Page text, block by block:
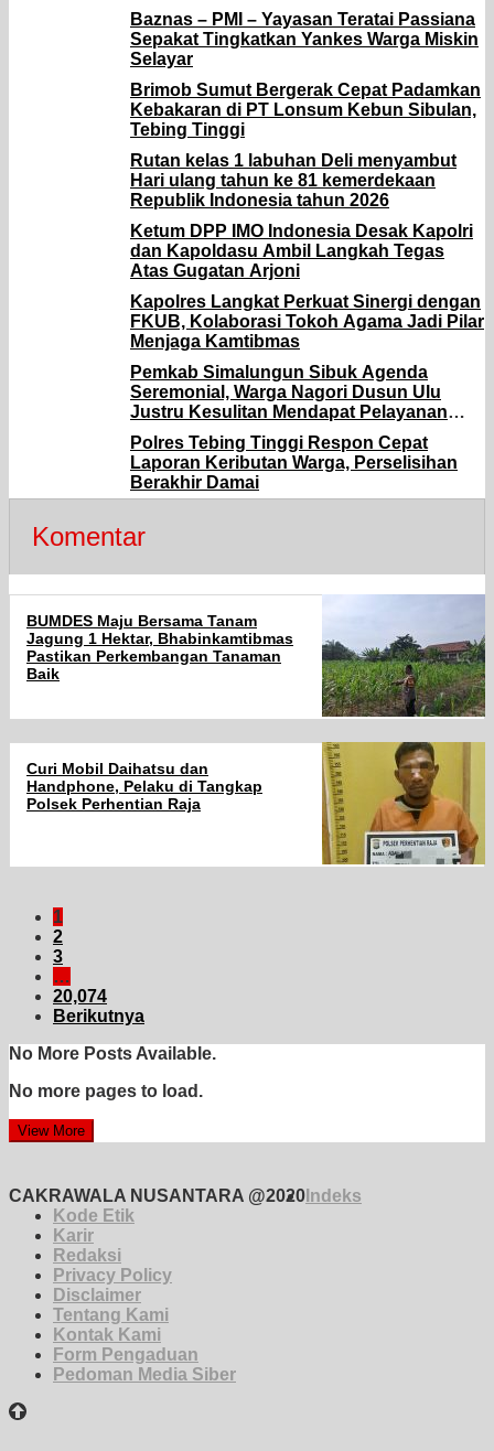
Baznas – PMI – Yayasan Teratai Passiana
Sepakat Tingkatkan Yankes Warga Miskin
Selayar
Brimob Sumut Bergerak Cepat Padamkan
Kebakaran di PT Lonsum Kebun Sibulan,
Tebing Tinggi
Rutan kelas 1 labuhan Deli menyambut
Hari ulang tahun ke 81 kemerdekaan
Republik Indonesia tahun 2026
Ketum DPP IMO Indonesia Desak Kapolri
dan Kapoldasu Ambil Langkah Tegas
Atas Gugatan Arjoni
Kapolres Langkat Perkuat Sinergi dengan
FKUB, Kolaborasi Tokoh Agama Jadi Pilar
Menjaga Kamtibmas
Pemkab Simalungun Sibuk Agenda
Seremonial, Warga Nagori Dusun Ulu
Justru Kesulitan Mendapat Pelayanan
Desa
Polres Tebing Tinggi Respon Cepat
Laporan Keributan Warga, Perselisihan
Berakhir Damai
Komentar
BUMDES Maju Bersama Tanam
Jagung 1 Hektar, Bhabinkamtibmas
Pastikan Perkembangan Tanaman
Baik
Curi Mobil Daihatsu dan
Handphone, Pelaku di Tangkap
Polsek Perhentian Raja
1
2
3
…
20,074
Berikutnya
No More Posts Available.
No more pages to load.
View More
CAKRAWALA NUSANTARA @2020 Indeks
Kode Etik
Karir
Redaksi
Privacy Policy
Disclaimer
Tentang Kami
Kontak Kami
Form Pengaduan
Pedoman Media Siber